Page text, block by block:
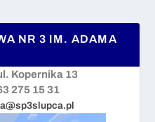
NR 3 IM. ADAMA
Kopernika 13
275 15 31